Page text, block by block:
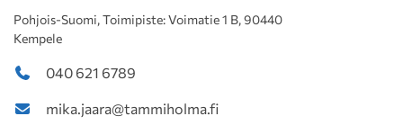
Pohjois-Suomi, Toimipiste: Voimatie 1 B, 90440
Kempele
040 621 6789
mika.jaara@tammiholma.fi